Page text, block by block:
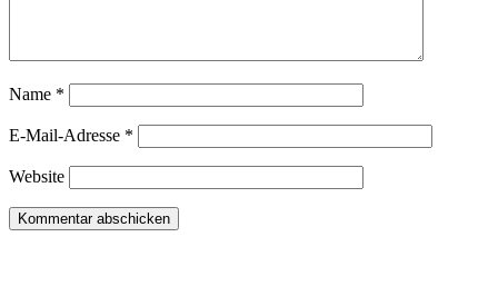
Name *
E-Mail-Adresse *
Website